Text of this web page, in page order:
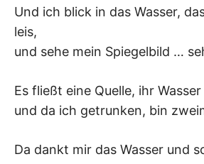
Und ich blick in das Wasser,
leis,
und sehe mein Spiegelbild …
Es fließt eine Quelle, ihr
und da ich getrunken, bin
Da dankt mir das Wasser und